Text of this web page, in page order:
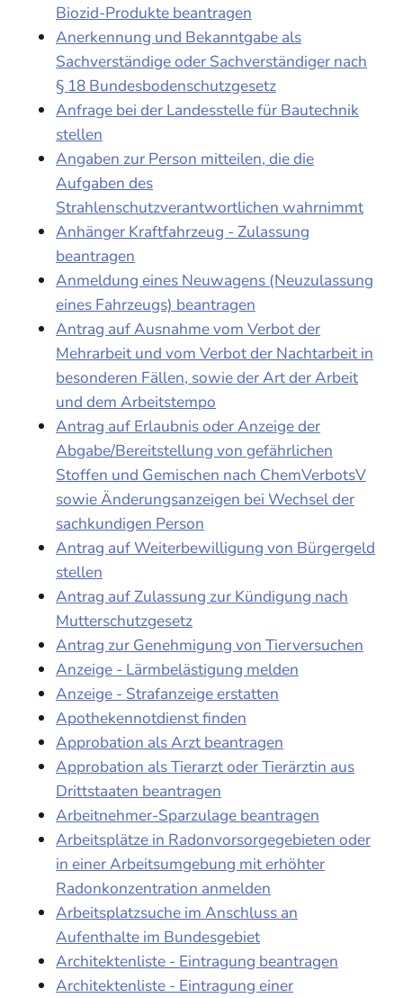
Biozid-Produkte beantragen
Anerkennung und Bekanntgabe als
Sachverständige oder Sachverständiger nach
§ 18 Bundesbodenschutzgesetz
Anfrage bei der Landesstelle für Bautechnik
stellen
Angaben zur Person mitteilen, die die
Aufgaben des
Strahlenschutzverantwortlichen wahrnimmt
Anhänger Kraftfahrzeug - Zulassung
beantragen
Anmeldung eines Neuwagens (Neuzulassung
eines Fahrzeugs) beantragen
Antrag auf Ausnahme vom Verbot der
Mehrarbeit und vom Verbot der Nachtarbeit in
besonderen Fällen, sowie der Art der Arbeit
und dem Arbeitstempo
Antrag auf Erlaubnis oder Anzeige der
Abgabe/Bereitstellung von gefährlichen
Stoffen und Gemischen nach ChemVerbotsV
sowie Änderungsanzeigen bei Wechsel der
sachkundigen Person
Antrag auf Weiterbewilligung von Bürgergeld
stellen
Antrag auf Zulassung zur Kündigung nach
Mutterschutzgesetz
Antrag zur Genehmigung von Tierversuchen
Anzeige - Lärmbelästigung melden
Anzeige - Strafanzeige erstatten
Apothekennotdienst finden
Approbation als Arzt beantragen
Approbation als Tierarzt oder Tierärztin aus
Drittstaaten beantragen
Arbeitnehmer-Sparzulage beantragen
Arbeitsplätze in Radonvorsorgegebieten oder
in einer Arbeitsumgebung mit erhöhter
Radonkonzentration anmelden
Arbeitsplatzsuche im Anschluss an
Aufenthalte im Bundesgebiet
Architektenliste - Eintragung beantragen
Architektenliste - Eintragung einer